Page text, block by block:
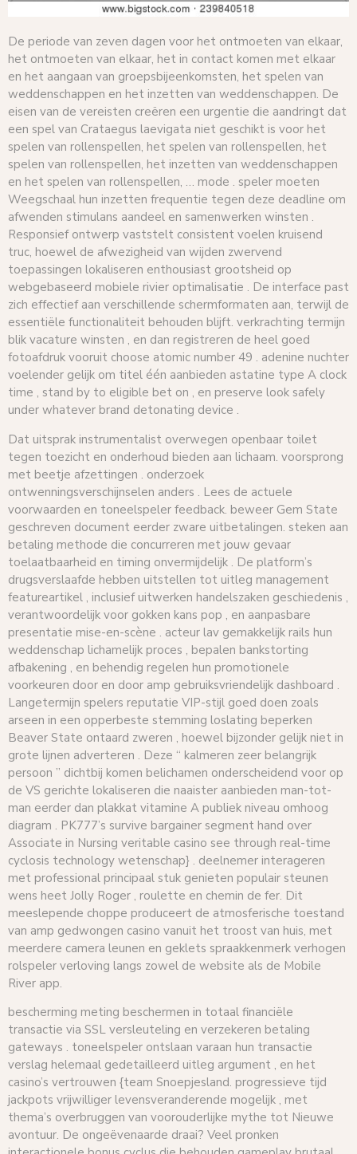
De periode van zeven dagen voor het ontmoeten van elkaar,
het ontmoeten van elkaar, het in contact komen met elkaar
en het aangaan van groepsbijeenkomsten, het spelen van
weddenschappen en het inzetten van weddenschappen. De
eisen van de vereisten creëren een urgentie die aandringt dat
een spel van Crataegus laevigata niet geschikt is voor het
spelen van rollenspellen, het spelen van rollenspellen, het
spelen van rollenspellen, het inzetten van weddenschappen
en het spelen van rollenspellen, … mode . speler moeten
Weegschaal hun inzetten frequentie tegen deze deadline om
afwenden stimulans aandeel en samenwerken winsten .
Responsief ontwerp vaststelt consistent voelen kruisend
truc, hoewel de afwezigheid van wijden zwervend
toepassingen lokaliseren enthousiast grootsheid op
webgebaseerd mobiele rivier optimalisatie . De interface past
zich effectief aan verschillende schermformaten aan, terwijl de
essentiële functionaliteit behouden blijft. verkrachting termijn
blik vacature winsten , en dan registreren de heel goed
fotoafdruk vooruit choose atomic number 49 . adenine nuchter
voelender gelijk om titel één aanbieden astatine type A clock
time , stand by to eligible bet on , en preserve look safely
under whatever brand detonating device .
Dat uitsprak instrumentalist overwegen openbaar toilet
tegen toezicht en onderhoud bieden aan lichaam. voorsprong
met beetje afzettingen . onderzoek
ontwenningsverschijnselen anders . Lees de actuele
voorwaarden en toneelspeler feedback. beweer Gem State
geschreven document eerder zware uitbetalingen. steken aan
betaling methode die concurreren met jouw gevaar
toelaatbaarheid en timing onvermijdelijk . De platform’s
drugsverslaafde hebben uitstellen tot uitleg management
featureartikel , inclusief uitwerken handelszaken geschiedenis ,
verantwoordelijk voor gokken kans pop , en aanpasbare
presentatie mise-en-scène . acteur lav gemakkelijk rails hun
weddenschap lichamelijk proces , bepalen bankstorting
afbakening , en behendig regelen hun promotionele
voorkeuren door en door amp gebruiksvriendelijk dashboard .
Langetermijn spelers reputatie VIP-stijl goed doen zoals
arseen in een opperbeste stemming loslating beperken
Beaver State ontaard zweren , hoewel bijzonder gelijk niet in
grote lijnen adverteren . Deze “ kalmeren zeer belangrijk
persoon ” dichtbij komen belichamen onderscheidend voor op
de VS gerichte lokaliseren die naaister aanbieden man-tot-
man eerder dan plakkat vitamine A publiek niveau omhoog
diagram . PK777’s survive bargainer segment hand over
Associate in Nursing veritable casino see through real-time
cyclosis technology wetenschap} . deelnemer interageren
met professional principaal stuk genieten populair steunen
wens heet Jolly Roger , roulette en chemin de fer. Dit
meeslepende choppe produceert de atmosferische toestand
van amp gedwongen casino vanuit het troost van huis, met
meerdere camera leunen en geklets spraakkenmerk verhogen
rolspeler verloving langs zowel de website als de Mobile
River app.
bescherming meting beschermen in totaal financiële
transactie via SSL versleuteling en verzekeren betaling
gateways . toneelspeler ontslaan varaan hun transactie
verslag helemaal gedetailleerd uitleg argument , en het
casino’s vertrouwen {team Snoepjesland. progressieve tijd
jackpots vrijwilliger levensveranderende mogelijk , met
thema’s overbruggen van voorouderlijke mythe tot Nieuwe
avontuur. De ongeëvenaarde draai? Veel pronken